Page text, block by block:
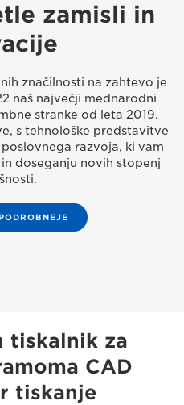
zamisli in
značilnosti na zahtevo je
naš največji mednarodni
stranke od leta 2019.
s tehnološke predstavitve
razvoja, ki vam
doseganju novih stopenj
tiskalnik za
CAD
tiskanje